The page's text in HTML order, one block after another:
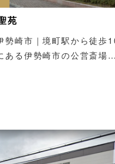
苑
勢崎市｜境町駅から徒歩
ある伊勢崎市の公営斎場…